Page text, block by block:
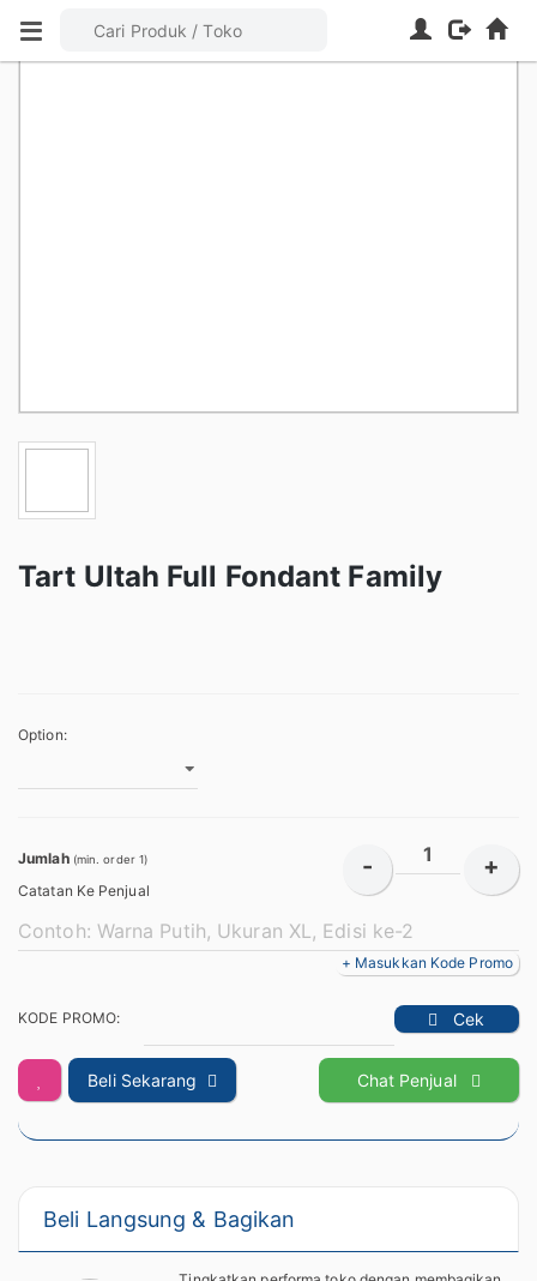
Tart Ultah Full Fondant Family
Option:
Jumlah (min. order 1) - +
Catatan Ke Penjual
+ Masukkan Kode Promo
KODE PROMO: Cek
Beli Sekarang Chat Penjual
Beli Langsung & Bagikan